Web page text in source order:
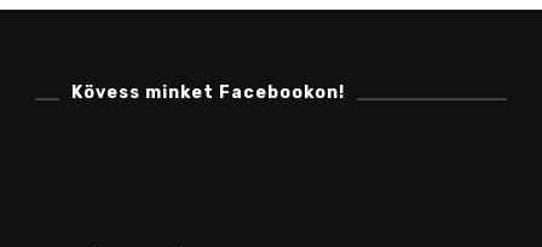
Kövess minket Facebookon!